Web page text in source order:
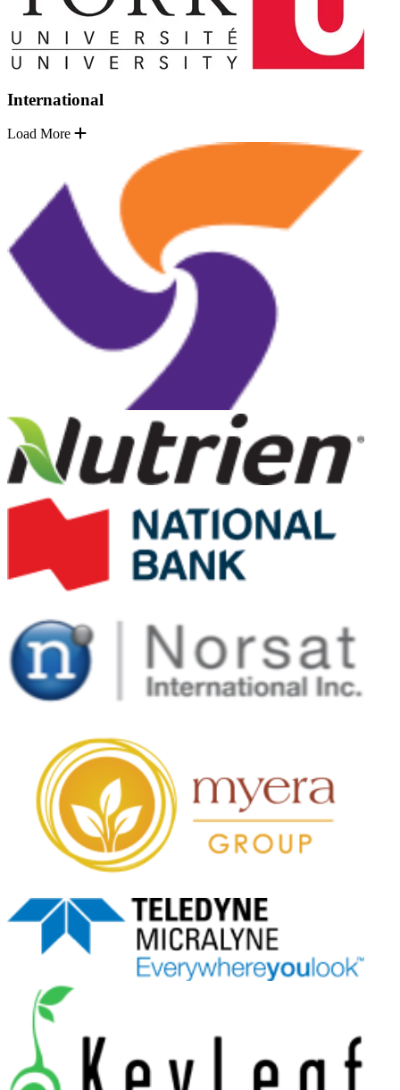
International
Load More